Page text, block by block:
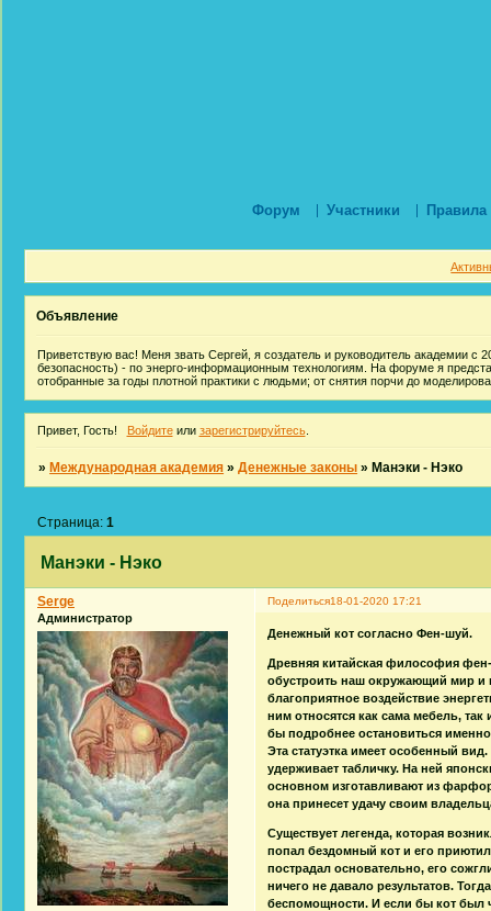
Форум Участники Правила
Объявление
Приветствую вас! Меня звать Сергей, я создатель и руководитель академии с
безопасность) - по энерго-информационным технологиям. На форуме я
отобранные за годы плотной практики с людьми; от снятия порчи до
Привет, Гость! Войдитеили зарегистрируйтесь.
»Международная академия »Денежные законы »Манэки - Нэко
Манэки - Нэко
Страница:1
Поделиться18-01-2020 17:21
Serge
Администратор
Денежный кот согласно Фен-шуй.
Древняя китайская философия
обустроить наш окружающий мир и
благоприятное воздействие
ним относятся как сама мебель,
бы подробнее остановиться
Эта статуэтка имеет особенный
удерживает табличку. На ней
основном изготавливают из
она принесет удачу своим
Существует легенда, которая
попал бездомный кот и его
пострадал основательно, его
ничего не давало результатов.
беспомощности. И если бы кот был